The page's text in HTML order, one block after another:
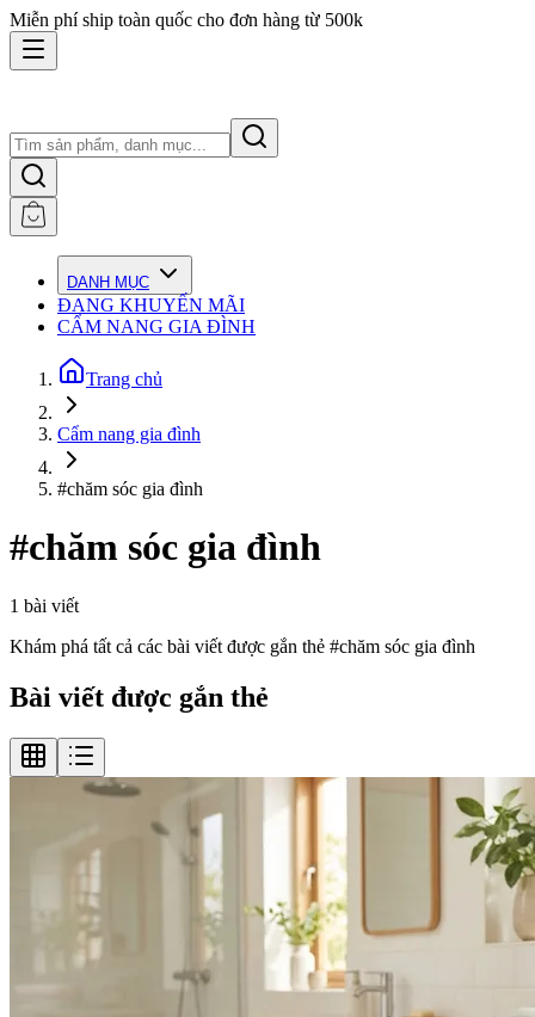
Miễn phí ship toàn quốc cho đơn hàng từ 500k
DANH MỤC
ĐANG KHUYẾN MÃI
CẨM NANG GIA ĐÌNH
Trang chủ
Cẩm nang gia đình
#chăm sóc gia đình
#chăm sóc gia đình
1 bài viết
Khám phá tất cả các bài viết được gắn thẻ #chăm sóc gia đình
Bài viết được gắn thẻ